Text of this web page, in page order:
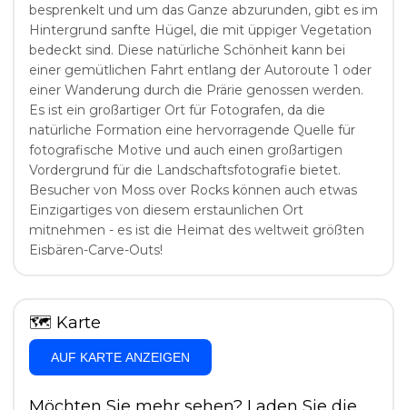
besprenkelt und um das Ganze abzurunden, gibt es im
Hintergrund sanfte Hügel, die mit üppiger Vegetation
bedeckt sind. Diese natürliche Schönheit kann bei
einer gemütlichen Fahrt entlang der Autoroute 1 oder
einer Wanderung durch die Prärie genossen werden.
Es ist ein großartiger Ort für Fotografen, da die
natürliche Formation eine hervorragende Quelle für
fotografische Motive und auch einen großartigen
Vordergrund für die Landschaftsfotografie bietet.
Besucher von Moss over Rocks können auch etwas
Einzigartiges von diesem erstaunlichen Ort
mitnehmen - es ist die Heimat des weltweit größten
Eisbären-Carve-Outs!
🗺 Karte
AUF KARTE ANZEIGEN